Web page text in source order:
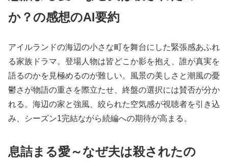
か？の感想のAI要約
アイルランドの海辺の小さな町を舞台にした緊張感あふれ
る家族ドラマ。登場人物は皆どこか影を抱え、誰が真実を
語るのかを見極めるのが難しい。風景の美しさと潮風の憂
鬱さが物語の重さを際立たせ、終盤の選択には賛否が分か
れる。海辺の家と強風、絞られた空気感が視聴者を引き込
み、シーズン1完結ながら続編への期待が高まる。
息詰まる愛～なぜ夫は殺されたの